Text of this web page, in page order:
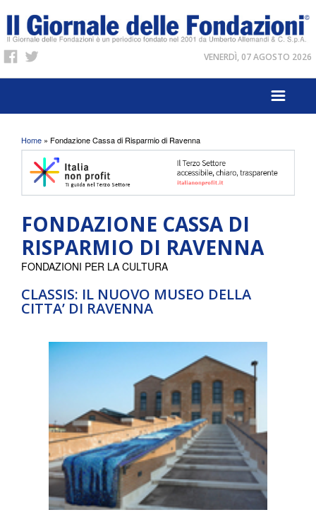
VENERDÌ, 07 AGOSTO 2026
Tu sei qui
Home » Fondazione Cassa di Risparmio di Ravenna
FONDAZIONE CASSA DI
RISPARMIO DI RAVENNA
CLASSIS: IL NUOVO MUSEO DELLA
CITTA’ DI RAVENNA
FONDAZIONI PER LA CULTURA